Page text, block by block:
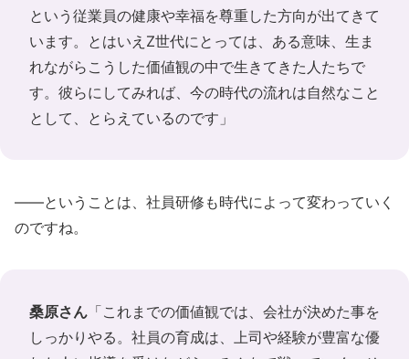
という従業員の健康や幸福を尊重した方向が出てきて
います。とはいえZ世代にとっては、ある意味、生ま
れながらこうした価値観の中で生きてきた人たちで
す。彼らにしてみれば、今の時代の流れは自然なこと
として、とらえているのです」
――ということは、社員研修も時代によって変わっていく
のですね。
桑原さん 「これまでの価値観では、会社が決めた事を
しっかりやる。社員の育成は、上司や経験が豊富な優